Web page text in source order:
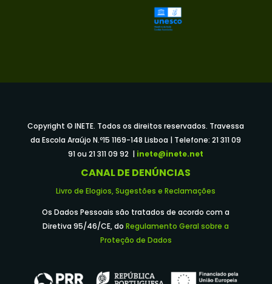
Copyright © INETE. Todos os direitos reservados. Travessa
da Escola Araújo N.º15 1169-148 Lisboa | Telefone: 21 311 09
91 ou 21 311 09 92 | inete@inete.net
CANAL DE DENÚNCIAS
Livro de Elogios, Sugestões e Reclamações
Os Dados Pessoais são tratados de acordo com a
Diretiva 95/46/CE, doRegulamento Geral sobre a
Proteção de Dados